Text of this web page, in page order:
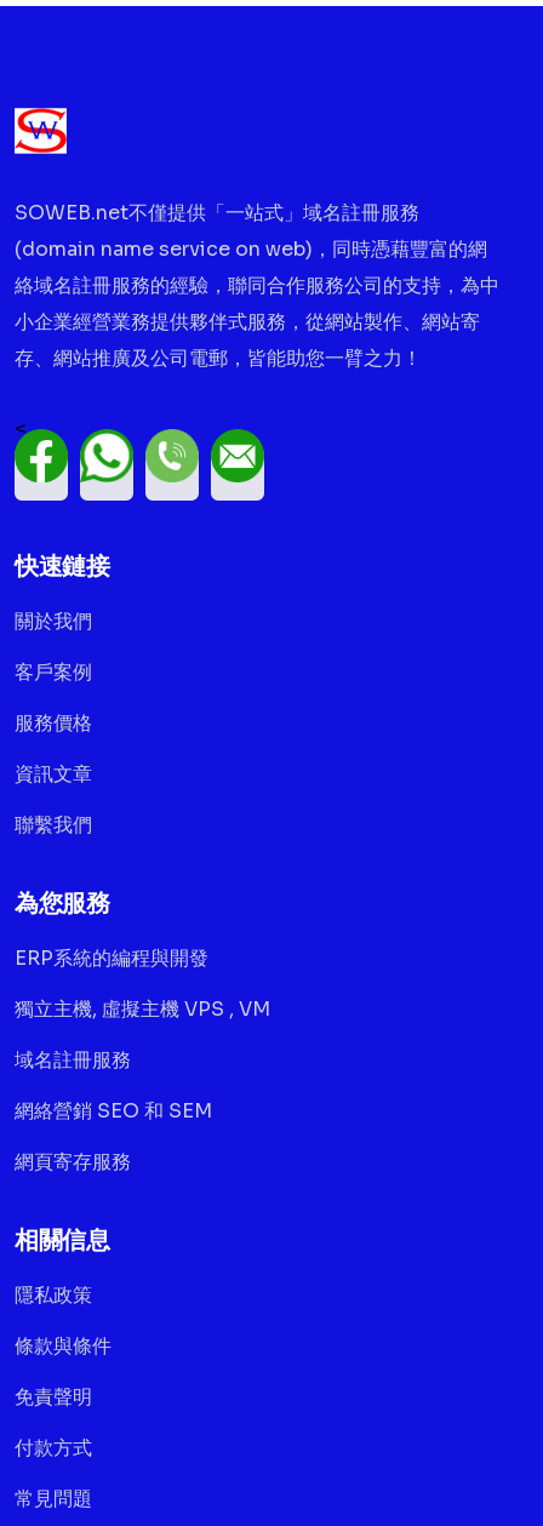
SOWEB.net不僅提供「一站式」域名註冊服務
(domain name service on web)，同時憑藉豐富的網
絡域名註冊服務的經驗，聯同合作服務公司的支持，為中
小企業經營業務提供夥伴式服務，從網站製作、網站寄
存、網站推廣及公司電郵，皆能助您一臂之力！
<
快速鏈接
關於我們
客戶案例
服務價格
資訊文章
聯繫我們
為您服務
ERP系統的編程與開發
獨立主機, 虛擬主機 VPS , VM
域名註冊服務
網絡營銷 SEO 和 SEM
網頁寄存服務
相關信息
隱私政策
條款與條件
免責聲明
付款方式
常見問題